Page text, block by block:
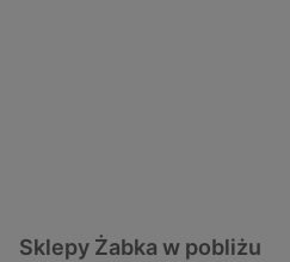
Sklepy Żabka w pobliżu